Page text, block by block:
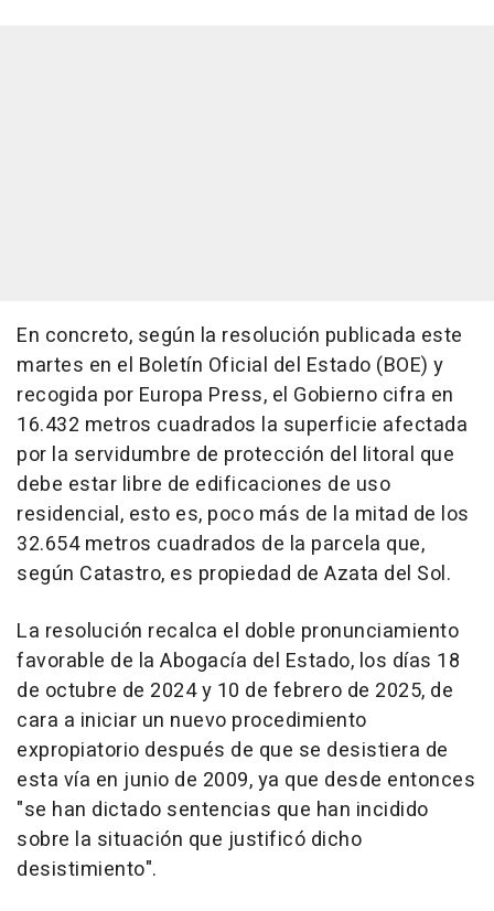
En concreto, según la resolución publicada este
martes en el Boletín Oficial del Estado (BOE) y
recogida por Europa Press, el Gobierno cifra en
16.432 metros cuadrados la superficie afectada
por la servidumbre de protección del litoral que
debe estar libre de edificaciones de uso
residencial, esto es, poco más de la mitad de los
32.654 metros cuadrados de la parcela que,
según Catastro, es propiedad de Azata del Sol.
La resolución recalca el doble pronunciamiento
favorable de la Abogacía del Estado, los días 18
de octubre de 2024 y 10 de febrero de 2025, de
cara a iniciar un nuevo procedimiento
expropiatorio después de que se desistiera de
esta vía en junio de 2009, ya que desde entonces
"se han dictado sentencias que han incidido
sobre la situación que justificó dicho
desistimiento".